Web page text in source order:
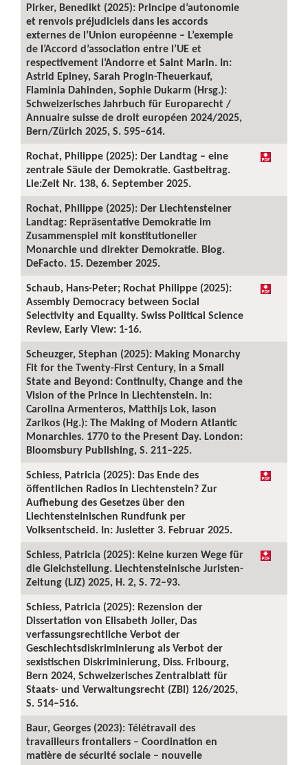
Pirker, Benedikt (2025): Principe d’autonomie
et renvois préjudiciels dans les accords
externes de l’Union européenne – L’exemple
de l’Accord d’association entre l’UE et
respectivement l’Andorre et Saint Marin. In:
Astrid Epiney, Sarah Progin-Theuerkauf,
Flaminia Dahinden, Sophie Dukarm (Hrsg.):
Schweizerisches Jahrbuch für Europarecht /
Annuaire suisse de droit européen 2024/2025,
Bern/Zürich 2025, S. 595–614.
Rochat, Philippe (2025): Der Landtag – eine
zentrale Säule der Demokratie. Gastbeitrag.
Lie:Zeit Nr. 138, 6. September 2025.
Rochat, Philippe (2025): Der Liechtensteiner
Landtag: Repräsentative Demokratie im
Zusammenspiel mit konstitutioneller
Monarchie und direkter Demokratie. Blog.
DeFacto. 15. Dezember 2025.
Schaub, Hans-Peter; Rochat Philippe (2025):
Assembly Democracy between Social
Selectivity and Equality. Swiss Political Science
Review, Early View: 1-16.
Scheuzger, Stephan (2025): Making Monarchy
Fit for the Twenty-First Century, in a Small
State and Beyond: Continuity, Change and the
Vision of the Prince in Liechtenstein. In:
Carolina Armenteros, Matthijs Lok, Iason
Zarikos (Hg.): The Making of Modern Atlantic
Monarchies. 1770 to the Present Day. London:
Bloomsbury Publishing, S. 211–225.
Schiess, Patricia (2025): Das Ende des
öffentlichen Radios in Liechtenstein? Zur
Aufhebung des Gesetzes über den
Liechtensteinischen Rundfunk per
Volksentscheid. In: Jusletter 3. Februar 2025.
Schiess, Patricia (2025): Keine kurzen Wege für
die Gleichstellung. Liechtensteinische Juristen-
Zeitung (LJZ) 2025, H. 2, S. 72–93.
Schiess, Patricia (2025): Rezension der
Dissertation von Elisabeth Joller, Das
verfassungsrechtliche Verbot der
Geschlechtsdiskriminierung als Verbot der
sexistischen Diskriminierung, Diss. Fribourg,
Bern 2024, Schweizerisches Zentralblatt für
Staats- und Verwaltungsrecht (ZBl) 126/2025,
S. 514–516.
Baur, Georges (2023): Télétravail des
travailleurs frontaliers – Coordination en
matière de sécurité sociale – nouvelle